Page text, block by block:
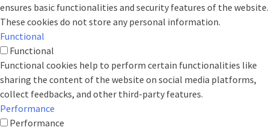
ensures basic functionalities and security features of the website.
These cookies do not store any personal information.
Functional
Functional
Functional cookies help to perform certain functionalities like
sharing the content of the website on social media platforms,
collect feedbacks, and other third-party features.
Performance
Performance